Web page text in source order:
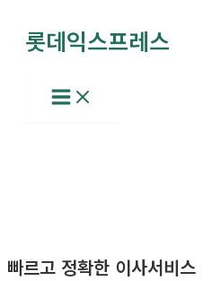
롯데익스프레스
Main
Menu
빠르고 정확한 이사서비스